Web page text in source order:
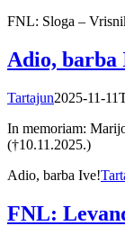
FNL: Sloga –
Adio, barba
Tartajun2025-11-
In memoriam:
(†10.11.2025.)
Adio, barba Ive!
FNL: